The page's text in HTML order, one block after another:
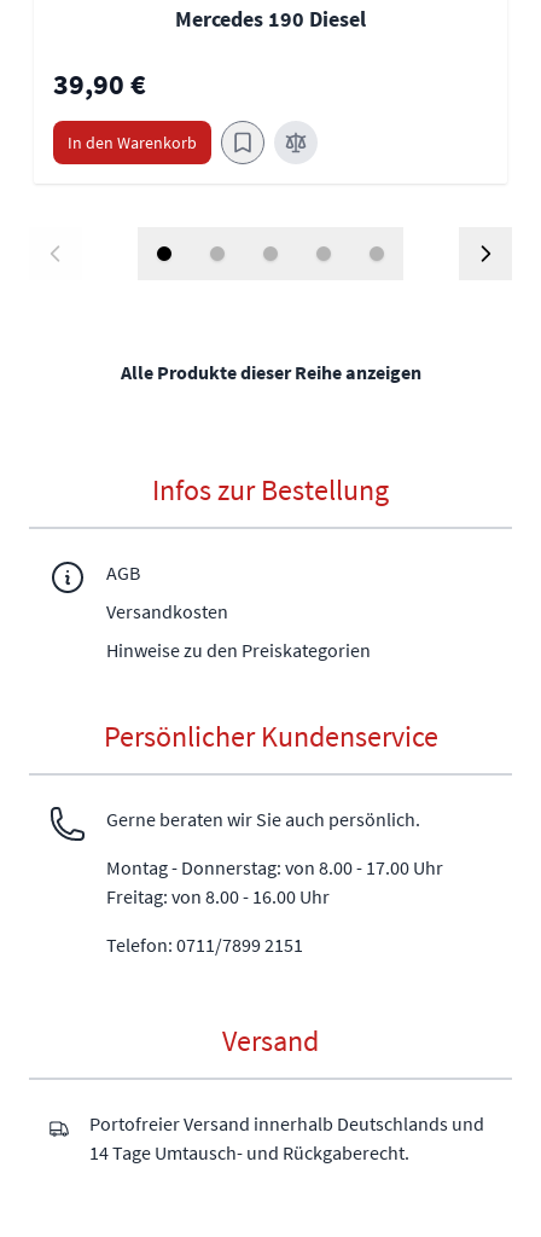
Mercedes 190 Diesel
39,90 €
In den Warenkorb
Alle Produkte dieser Reihe anzeigen
Infos zur Bestellung
AGB
Versandkosten
Hinweise zu den Preiskategorien
Persönlicher Kundenservice
Gerne beraten wir Sie auch persönlich.
Montag - Donnerstag: von 8.00 - 17.00 Uhr
Freitag: von 8.00 - 16.00 Uhr
Telefon: 0711/7899 2151
Versand
Portofreier Versand innerhalb Deutschlands und
14 Tage Umtausch- und Rückgaberecht.